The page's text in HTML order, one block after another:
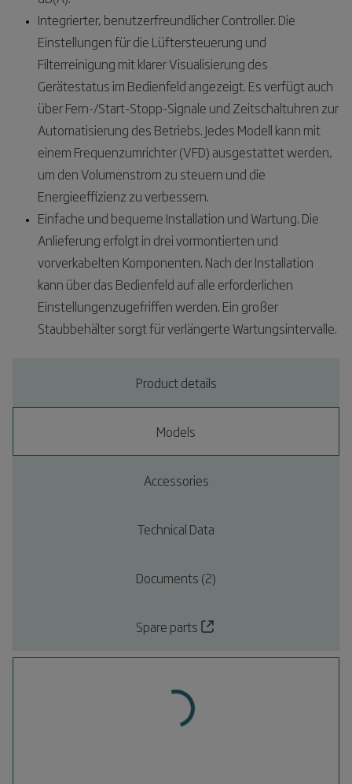
Integrierter, benutzerfreundlicher Controller. Die
Einstellungen für die Lüftersteuerung und
Filterreinigung mit klarer Visualisierung des
Gerätestatus im Bedienfeld angezeigt. Es verfügt auch
über Fern-/Start-Stopp-Signale und Zeitschaltuhren zur
Automatisierung des Betriebs. Jedes Modell kann mit
einem Frequenzumrichter (VFD) ausgestattet werden,
um den Volumenstrom zu steuern und die
Energieeffizienz zu verbessern.
Einfache und bequeme Installation und Wartung. Die
Anlieferung erfolgt in drei vormontierten und
vorverkabelten Komponenten. Nach der Installation
kann über das Bedienfeld auf alle erforderlichen
Einstellungenzugefriffen werden. Ein großer
Staubbehälter sorgt für verlängerte Wartungsintervalle.
Product details
Models
Accessories
Technical Data
Documents (2)
Spare parts